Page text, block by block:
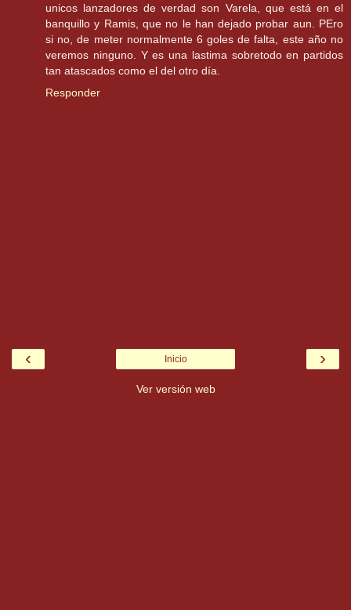
unicos lanzadores de verdad son Varela, que está en el
banquillo y Ramis, que no le han dejado probar aun. PEro
si no, de meter normalmente 6 goles de falta, este año no
veremos ninguno. Y es una lastima sobretodo en partidos
tan atascados como el del otro día.
Responder
‹ ›
Inicio
Ver versión web